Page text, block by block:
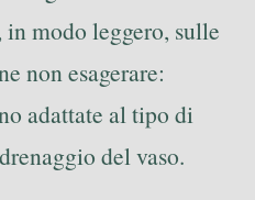
modo leggero, sulle
non esagerare:
adattate al tipo di
del vaso.